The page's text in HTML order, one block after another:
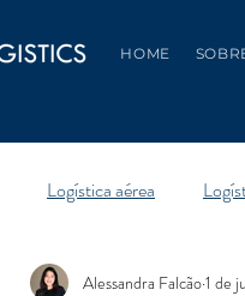
HOME
Logística aérea
Alessandra Falcão1 de